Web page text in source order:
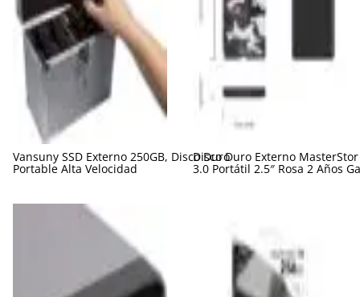
Vansuny SSD Externo 250GB, Disco Duro
Portable Alta Velocidad
Disco Duro Externo MasterStor
3.0 Portátil 2.5″ Rosa 2 Años